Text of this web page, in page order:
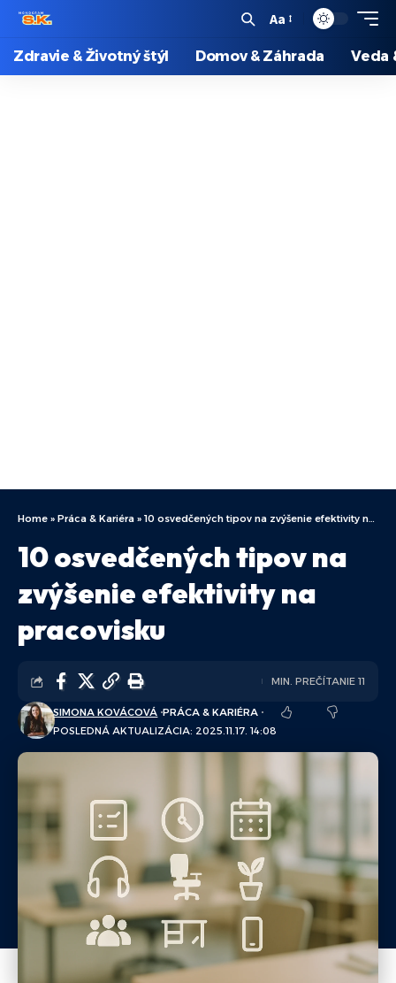
Aa
Zdravie & Životný štýl Domov & Záhrada Veda
Home » Práca & Kariéra » 10 osvedčených tipov na zvýšenie efektivity na pracovisku
10 osvedčených tipov na
zvýšenie efektivity na
pracovisku
POSLEDNÁ AKTUALIZÁCIA: 2025.11.17. 14:08
SIMONA KOVÁCOVÁ PRÁCA & KARIÉRA
MIN. PREČÍTANIE 11